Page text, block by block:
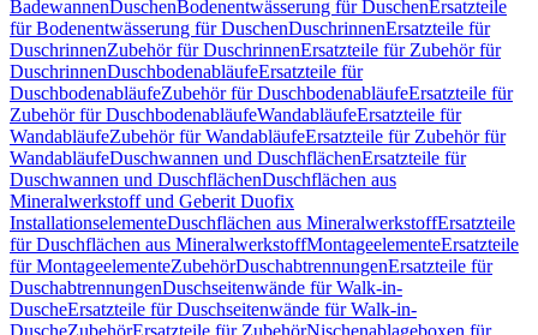
BadewannenDuschenBodenentwässerung für DuschenErsatzteile
für Bodenentwässerung für DuschenDuschrinnenErsatzteile für
DuschrinnenZubehör für DuschrinnenErsatzteile für Zubehör für
DuschrinnenDuschbodenabläufeErsatzteile für
DuschbodenabläufeZubehör für DuschbodenabläufeErsatzteile für
Zubehör für DuschbodenabläufeWandabläufeErsatzteile für
WandabläufeZubehör für WandabläufeErsatzteile für Zubehör für
WandabläufeDuschwannen und DuschflächenErsatzteile für
Duschwannen und DuschflächenDuschflächen aus
Mineralwerkstoff und Geberit Duofix
InstallationselementeDuschflächen aus MineralwerkstoffErsatzteile
für Duschflächen aus MineralwerkstoffMontageelementeErsatzteile
für MontageelementeZubehörDuschabtrennungenErsatzteile für
DuschabtrennungenDuschseitenwände für Walk-in-
DuscheErsatzteile für Duschseitenwände für Walk-in-
DuscheZubehörErsatzteile für ZubehörNischenablageboxen für